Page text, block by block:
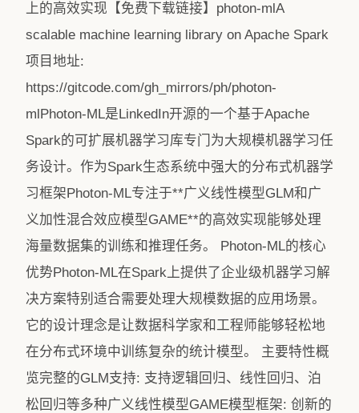
上的高效实现【免费下载链接】photon-mlA
scalable machine learning library on Apache Spark
项目地址:
https://gitcode.com/gh_mirrors/ph/photon-
mlPhoton-ML是LinkedIn开源的一个基于Apache
Spark的可扩展机器学习库专门为大规模机器学习任
务设计。作为Spark生态系统中强大的分布式机器学
习框架Photon-ML专注于**广义线性模型GLM和广
义加性混合效应模型GAME**的高效实现能够处理
海量数据集的训练和推理任务。 Photon-ML的核心
优势Photon-ML在Spark上提供了企业级机器学习解
决方案特别适合需要处理大规模数据的应用场景。
它的设计理念是让数据科学家和工程师能够轻松地
在分布式环境中训练复杂的统计模型。 主要特性概
览完整的GLM支持: 支持逻辑回归、线性回归、泊
松回归等多种广义线性模型GAME模型框架: 创新的